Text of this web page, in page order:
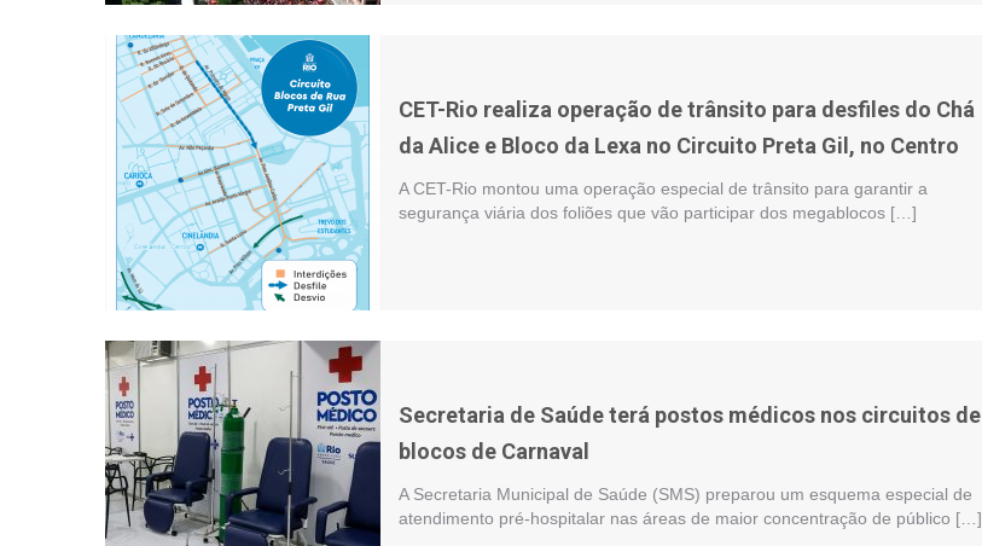
CET-Rio realiza operação de trânsito para desfiles do Chá
da Alice e Bloco da Lexa no Circuito Preta Gil, no Centro
A CET-Rio montou uma operação especial de trânsito para garantir a
segurança viária dos foliões que vão participar dos megablocos […]
Secretaria de Saúde terá postos médicos nos circuitos de
blocos de Carnaval
A Secretaria Municipal de Saúde (SMS) preparou um esquema especial de
atendimento pré-hospitalar nas áreas de maior concentração de público […]